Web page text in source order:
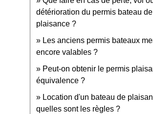
détérioration du permis bateau de
plaisance ?
Les anciens permis bateaux
encore valables ?
Peut-on obtenir le permis
équivalence ?
Location d'un bateau de
quelles sont les règles ?